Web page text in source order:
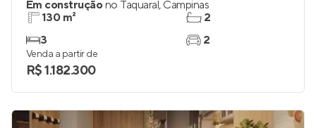
Em construçãono Taquaral, Campinas
130 m²
3
2
2
Venda a partir de
R$ 1.182.300